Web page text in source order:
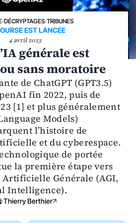
›DÉCRYPTAGES›TRIBUNES
EST LANCEE
4 avril 2023
générale est
sans moratoire
de ChatGPT (GPT3.5)
fin 2022, puis de
[1] et plus généralement
Models)
l’histoire de
et du cyberespace.
de portée
la première étape vers
Générale (AGI,
Intelligence).
Thierry Berthier